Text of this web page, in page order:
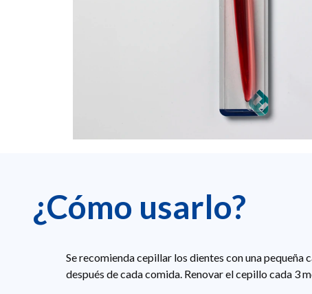
¿Cómo usarlo?
Se recomienda cepillar los dientes con una pequeña
después de cada comida. Renovar el cepillo cada 3